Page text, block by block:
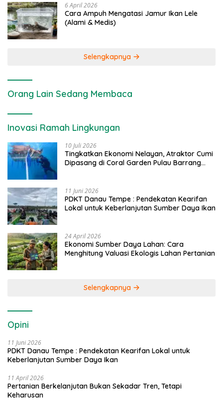
6 April 2026
Cara Ampuh Mengatasi Jamur Ikan Lele
(Alami & Medis)
Selengkapnya
Orang Lain Sedang Membaca
Inovasi Ramah Lingkungan
10 Juli 2026
Tingkatkan Ekonomi Nelayan, Atraktor Cumi
Dipasang di Coral Garden Pulau Barrang
11 Juni 2026
PDKT Danau Tempe : Pendekatan Kearifan
Lokal untuk Keberlanjutan Sumber Daya Ikan
24 April 2026
Ekonomi Sumber Daya Lahan: Cara
Menghitung Valuasi Ekologis Lahan Pertanian
Selengkapnya
Opini
11 Juni 2026
PDKT Danau Tempe : Pendekatan Kearifan Lokal untuk
Keberlanjutan Sumber Daya Ikan
11 April 2026
Pertanian Berkelanjutan Bukan Sekadar Tren, Tetapi
Keharusan